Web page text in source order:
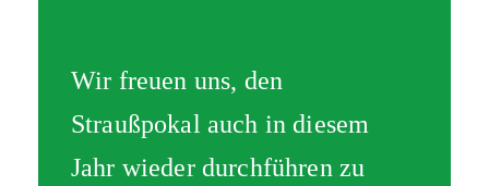
Wir freuen uns, den
Straußpokal auch in diesem
Jahr wieder durchführen zu